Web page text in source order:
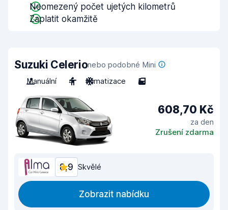
Neomezený počet ujetých kilometrů
Zaplatit okamžitě
Suzuki Celerionebo podobné Mini
Manuální
4 Klimatizace 5
608,70 Kč
za den
Zrušení zdarma
8,9 Skvělé
Zobrazit nabídku